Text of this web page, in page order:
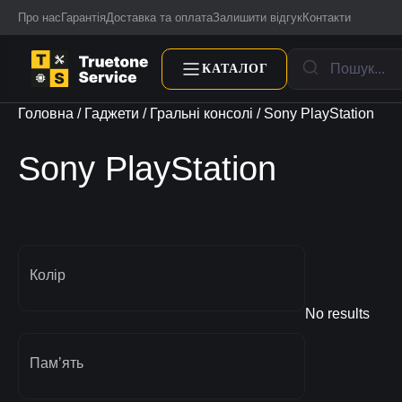
Про нас ГарантіяДоставка та оплатаЗалишити відгукКонтакти
КАТАЛОГ
Головна / Гаджети / Гральні консолі / Sony PlayStation
Sony PlayStation
Колір
Памʼять
No results